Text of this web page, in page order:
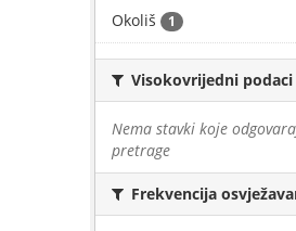
Okoliš 1
Visokovrijedni podaci
Nema stavki koje
pretrage
Frekvencija